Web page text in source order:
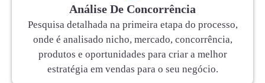
Análise De Concorrência
Pesquisa detalhada na primeira etapa do processo,
onde é analisado nicho, mercado, concorrência,
produtos e oportunidades para criar a melhor
estratégia em vendas para o seu negócio.